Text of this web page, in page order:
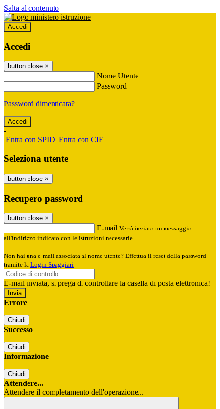
Salta al contenuto
Accedi
Accedi
button close ×
Nome Utente
Password
Password dimenticata?
-
Entra con SPID Entra con CIE
Seleziona utente
button close ×
Recupero password
button close ×
E-mail Verrà inviato un messaggio
all'indirizzo indicato con le istruzioni necessarie.
Non hai una e-mail associata al nome utente? Effettua il reset della password
tramite la Login Spaggiari
E-mail inviata, si prega di controllare la casella di posta elettronica!
Errore
Chiudi
Successo
Chiudi
Informazione
Chiudi
Attendere...
Attendere il completamento dell'operazione...